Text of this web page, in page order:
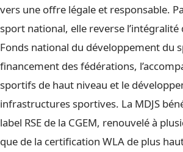
vers une offre légale et responsable.
sport national, elle reverse l’intégralité
Fonds national du développement du
financement des fédérations,
sportifs de haut niveau et le
infrastructures sportives. La MDJS
label RSE de la CGEM, renouvelé à
que de la certification WLA de plus